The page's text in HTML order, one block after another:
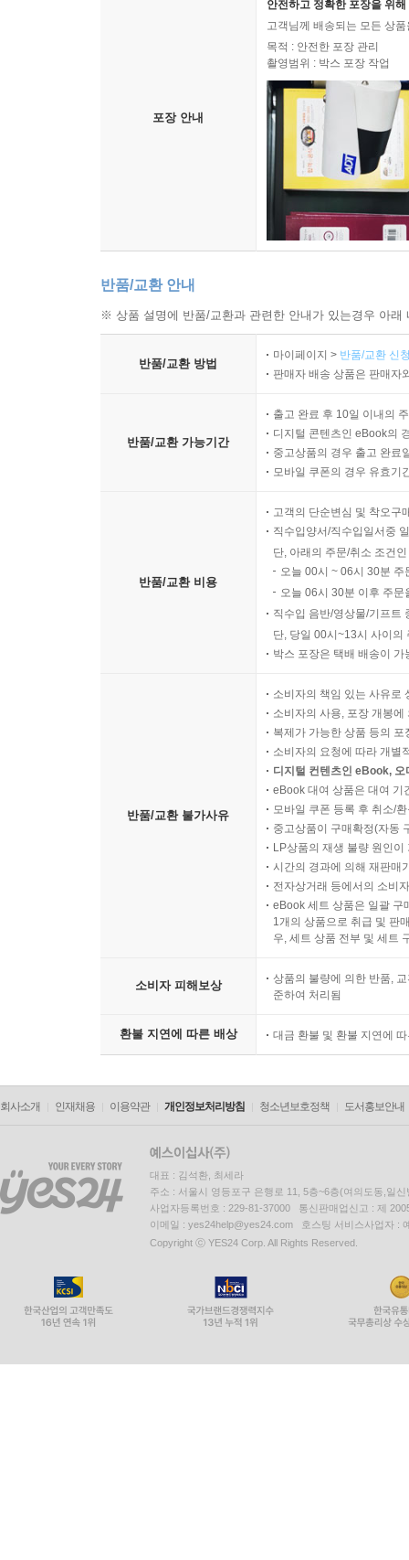
포장 안내
안전하고 정확한 포장을 위
고객님께 배송되는 모든 상
목적 : 안전한 포장 관리
촬영범위 : 박스 포장 작업
반품/교환 안내
※ 상품 설명에 반품/교환과 관련한 안내가 있는경우 아
반품/교환 방법
마이페이지 > 반품/교환 신
판매자 배송 상품은 판매자
반품/교환 가능기간
출고 완료 후 10일 이내의
디지털 콘텐츠인 eBook의
중고상품의 경우 출고 완료
모바일 쿠폰의 경우 유효기
반품/교환 비용
고객의 단순변심 및 착오구
직수입양서/직수입일서중
단, 아래의 주문/취소 조건
오늘 00시 ~ 06시 30분
오늘 06시 30분 이후 주
직수입 음반/영상물/기프트
단, 당일 00시~13시 사이의
박스 포장은 택배 배송이
반품/교환 불가사유
소비자의 책임 있는 사유로
소비자의 사용, 포장 개봉
복제가 가능한 상품 등의
소비자의 요청에 따라 개별
디지털 컨텐츠인 eBook,
eBook 대여 상품은 대여 기
모바일 쿠폰 등록 후 취소/
중고상품이 구매확정(자동
LP상품의 재생 불량 원인
시간의 경과에 의해 재판매
전자상거래 등에서의 소비
eBook 세트 상품은 일괄 구
1개의 상품으로 취급 및 판
우, 세트 상품 전부 및 세트
소비자 피해보상
상품의 불량에 의한 반품,
준하여 처리됨
환불 지연에 따른 배상 대금 환불 및 환불 지연에
회사소개 인재채용 이용약관 개인정보처리방침 청소년보호정책 도서홍보안내
대표 : 김석환, 최세라
주소 : 서울시 영등포구 은행로 11, 5층~6층(여의도동,일신
사업자등록번호 : 229-81-37000 통신판매업신고 : 제
이메일 : yes24help@yes24.com 호스팅 서비스사업자 :
Copyright ⓒ YES24 Corp. All Rights Reserved.